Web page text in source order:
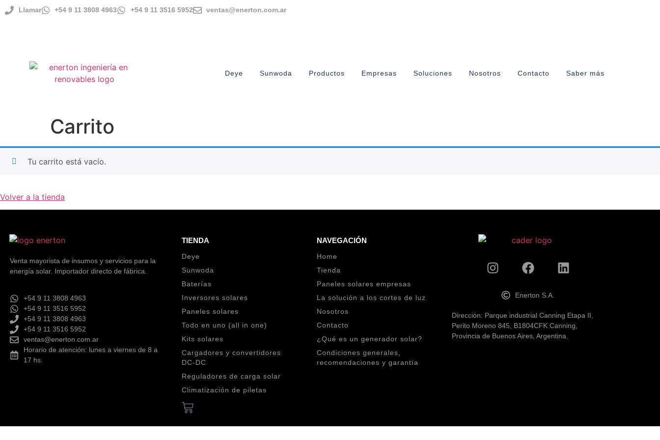
Llamar +54 9 11 3808 4963 +54 9 11 3516 5952 ventas@enerton.com.ar
Deye Sunwoda Productos Empresas Soluciones Nosotros Contacto Saber más
Carrito
Tu carrito está vacío.
Volver a la tienda
Venta mayorista de insumos y servicios para la
energía solar. Importador directo de fábrica.
+54 9 11 3808 4963
+54 9 11 3516 5952
+54 9 11 3808 4963
+54 9 11 3516 5952
ventas@enerton.com.ar
Horario de atención: lunes a viernes de 8 a
17 hs.
TIENDA
Deye
Sunwoda
Baterías
Inversores solares
Paneles solares
Todo en uno (all in one)
Kits solares
Cargadores y convertidores
DC‑DC
Reguladores de carga solar
Climatización de piletas
NAVEGACIÓN
Home
Tienda
Paneles solares empresas
La solución a los cortes de luz
Nosotros
Contacto
¿Qué es un generador solar?
Condiciones generales,
recomendaciones y garantía
Enerton S.A.
Dirección: Parque industrial Canning Etapa II,
Perito Moreno 845, B1804CFK Canning,
Provincia de Buenos Aires, Argentina.